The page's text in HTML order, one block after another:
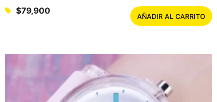
$79,900
AÑADIR AL CARRITO